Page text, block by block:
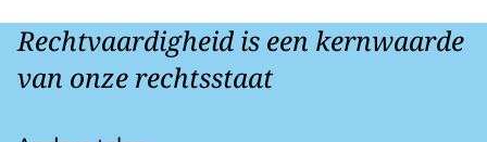
Rechtvaardigheid is een kernwaarde
van onze rechtsstaat